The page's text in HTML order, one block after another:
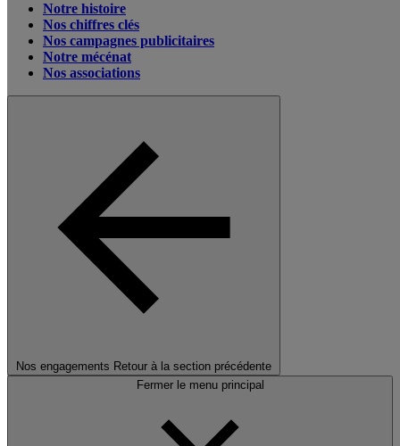
Notre histoire
Nos chiffres clés
Nos campagnes publicitaires
Notre mécénat
Nos associations
Nos engagements Retour à la section précédente
Fermer le menu principal